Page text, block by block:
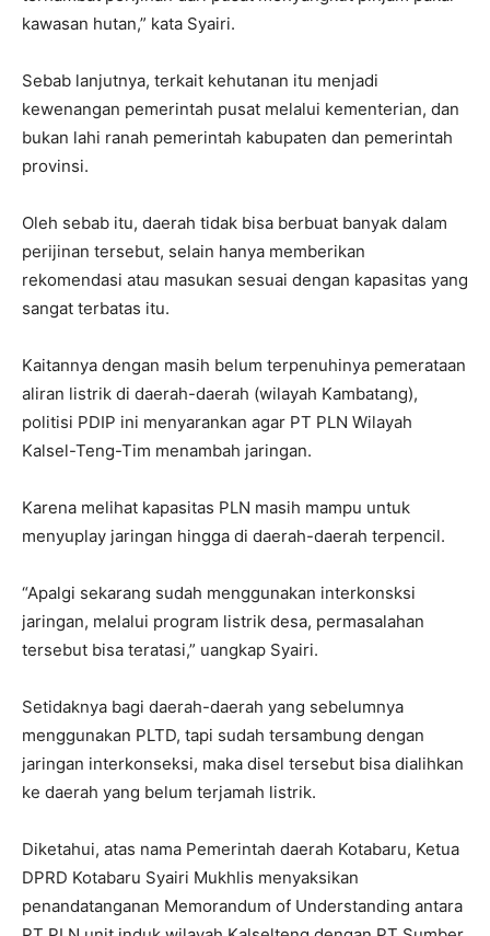
kawasan hutan,” kata Syairi.
Sebab lanjutnya, terkait kehutanan itu menjadi
kewenangan pemerintah pusat melalui kementerian, dan
bukan lahi ranah pemerintah kabupaten dan pemerintah
provinsi.
Oleh sebab itu, daerah tidak bisa berbuat banyak dalam
perijinan tersebut, selain hanya memberikan
rekomendasi atau masukan sesuai dengan kapasitas yang
sangat terbatas itu.
Kaitannya dengan masih belum terpenuhinya pemerataan
aliran listrik di daerah-daerah (wilayah Kambatang),
politisi PDIP ini menyarankan agar PT PLN Wilayah
Kalsel-Teng-Tim menambah jaringan.
Karena melihat kapasitas PLN masih mampu untuk
menyuplay jaringan hingga di daerah-daerah terpencil.
“Apalgi sekarang sudah menggunakan interkonsksi
jaringan, melalui program listrik desa, permasalahan
tersebut bisa teratasi,” uangkap Syairi.
Setidaknya bagi daerah-daerah yang sebelumnya
menggunakan PLTD, tapi sudah tersambung dengan
jaringan interkonseksi, maka disel tersebut bisa dialihkan
ke daerah yang belum terjamah listrik.
Diketahui, atas nama Pemerintah daerah Kotabaru, Ketua
DPRD Kotabaru Syairi Mukhlis menyaksikan
penandatanganan Memorandum of Understanding antara